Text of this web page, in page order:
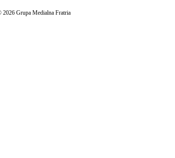
2026 Grupa Medialna Fratria